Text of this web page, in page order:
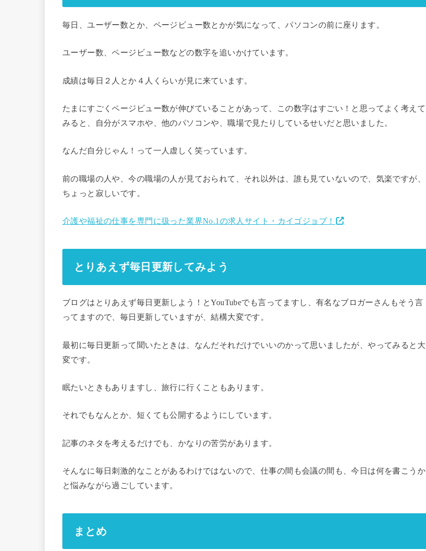
毎日、ユーザー数とか、ページビュー数とかが気になって、パソコンの前に座ります。
ユーザー数、ページビュー数などの数字を追いかけています。
成績は毎日２人とか４人くらいが見に来ています。
たまにすごくページビュー数が伸びていることがあって、この数字はすごい！と思ってよく考えて
みると、自分がスマホや、他のパソコンや、職場で見たりしているせいだと思いました。
なんだ自分じゃん！って一人虚しく笑っています。
前の職場の人や、今の職場の人が見ておられて、それ以外は、誰も見ていないので、気楽ですが、
ちょっと寂しいです。
介護や福祉の仕事を専門に扱った業界No.1の求人サイト・カイゴジョブ！
とりあえず毎日更新してみよう
ブログはとりあえず毎日更新しよう！とYouTubeでも言ってますし、有名なブロガーさんもそう言
ってますので、毎日更新していますが、結構大変です。
最初に毎日更新って聞いたときは、なんだそれだけでいいのかって思いましたが、やってみると大
変です。
眠たいときもありますし、旅行に行くこともあります。
それでもなんとか、短くても公開するようにしています。
記事のネタを考えるだけでも、かなりの苦労があります。
そんなに毎日刺激的なことがあるわけではないので、仕事の間も会議の間も、今日は何を書こうか
と悩みながら過ごしています。
まとめ​